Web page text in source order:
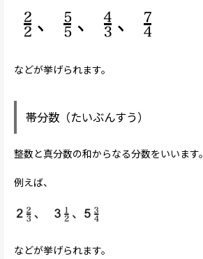
などが挙げられます。
帯分数（たいぶんすう）
整数と真分数の和からなる分数をいいます。
例えば、
などが挙げられます。